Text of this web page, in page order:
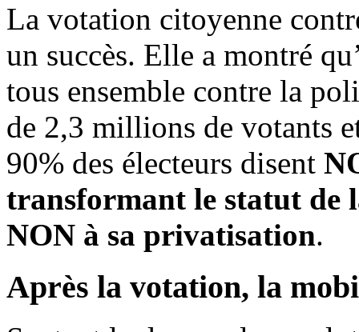
La votation citoyenne
un succès. Elle a montré
tous ensemble contre la
de 2,3 millions de votants
90% des électeurs disent
transformant le statut de
NON à sa privatisation.
Après la votation, la